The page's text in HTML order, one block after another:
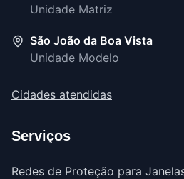
Unidade Matriz
São João da Boa Vista
Unidade Modelo
Cidades atendidas
Serviços
Redes de Proteção para